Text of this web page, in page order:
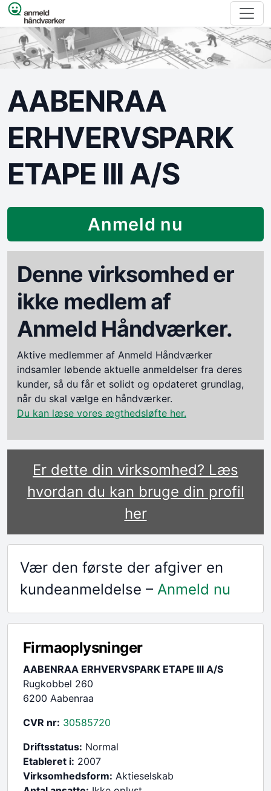
Spring til indhold
AABENRAA
ERHVERVSPARK
ETAPE III A/S
Anmeld nu
Denne virksomhed er
ikke medlem af
Anmeld Håndværker.
Aktive medlemmer af Anmeld Håndværker
indsamler løbende aktuelle anmeldelser fra deres
kunder, så du får et solidt og opdateret grundlag,
når du skal vælge en håndværker.
Du kan læse vores ægthedsløfte her.
Er dette din virksomhed? Læs
hvordan du kan bruge din profil
her
Vær den første der afgiver en
kundeanmeldelse – Anmeld nu
Firmaoplysninger
AABENRAA ERHVERVSPARK ETAPE III A/S
Rugkobbel 260
6200 Aabenraa
CVR nr: 30585720
Driftsstatus: Normal
Etableret i: 2007
Virksomhedsform: Aktieselskab